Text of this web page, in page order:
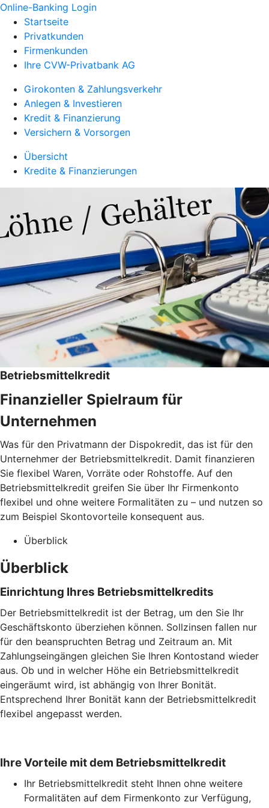
Online-Banking Login
Startseite
Privatkunden
Firmenkunden
Ihre CVW-Privatbank AG
Girokonten & Zahlungsverkehr
Anlegen & Investieren
Kredit & Finanzierung
Versichern & Vorsorgen
Übersicht
Kredite & Finanzierungen
Betriebsmittelkredit
Finanzieller Spielraum für
Unternehmen
Was für den Privatmann der Dispokredit, das ist für den
Unternehmer der Betriebsmittelkredit. Damit finanzieren
Sie flexibel Waren, Vorräte oder Rohstoffe. Auf den
Betriebsmittelkredit greifen Sie über Ihr Firmenkonto
flexibel und ohne weitere Formalitäten zu – und nutzen so
zum Beispiel Skontovorteile konsequent aus.
Überblick
Überblick
Einrichtung Ihres Betriebsmittelkredits
Der Betriebsmittelkredit ist der Betrag, um den Sie Ihr
Geschäftskonto überziehen können. Sollzinsen fallen nur
für den beanspruchten Betrag und Zeitraum an. Mit
Zahlungseingängen gleichen Sie Ihren Kontostand wieder
aus. Ob und in welcher Höhe ein Betriebsmittelkredit
eingeräumt wird, ist abhängig von Ihrer Bonität.
Entsprechend Ihrer Bonität kann der Betriebsmittelkredit
flexibel angepasst werden.
Ihre Vorteile mit dem Betriebsmittelkredit
Ihr Betriebsmittelkredit steht Ihnen ohne weitere
Formalitäten auf dem Firmenkonto zur Verfügung,